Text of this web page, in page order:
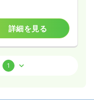
詳細を見る
1